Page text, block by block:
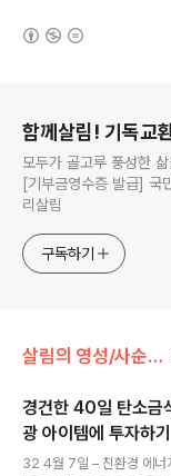
함께살림! 기독교
모두가 골고루 풍성한
[기부금영수증 발급]
리살림
구독하기
살림의 영성/사순절 탄소금식 묵상
경건한 40일 탄소금
광 아이템에 투자하기
32 4월 7일 – 친환경 에너